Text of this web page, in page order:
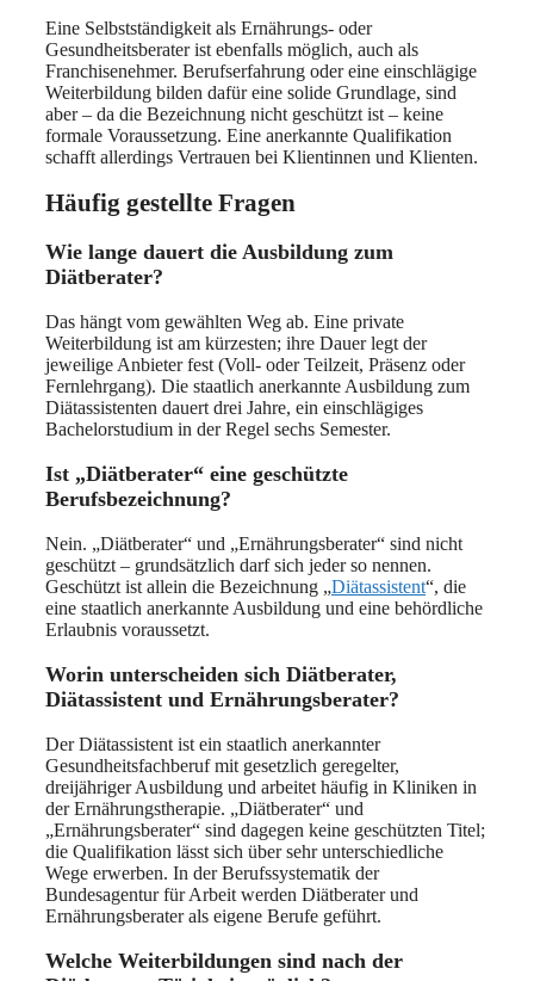
Eine Selbstständigkeit als Ernährungs- oder
Gesundheitsberater ist ebenfalls möglich, auch als
Franchisenehmer. Berufserfahrung oder eine einschlägige
Weiterbildung bilden dafür eine solide Grundlage, sind
aber – da die Bezeichnung nicht geschützt ist – keine
formale Voraussetzung. Eine anerkannte Qualifikation
schafft allerdings Vertrauen bei Klientinnen und Klienten.
Häufig gestellte Fragen
Wie lange dauert die Ausbildung zum
Diätberater?
Das hängt vom gewählten Weg ab. Eine private
Weiterbildung ist am kürzesten; ihre Dauer legt der
jeweilige Anbieter fest (Voll- oder Teilzeit, Präsenz oder
Fernlehrgang). Die staatlich anerkannte Ausbildung zum
Diätassistenten dauert drei Jahre, ein einschlägiges
Bachelorstudium in der Regel sechs Semester.
Ist „Diätberater“ eine geschützte
Berufsbezeichnung?
Nein. „Diätberater“ und „Ernährungsberater“ sind nicht
geschützt – grundsätzlich darf sich jeder so nennen.
Geschützt ist allein die Bezeichnung „Diätassistent“, die
eine staatlich anerkannte Ausbildung und eine behördliche
Erlaubnis voraussetzt.
Worin unterscheiden sich Diätberater,
Diätassistent und Ernährungsberater?
Der Diätassistent ist ein staatlich anerkannter
Gesundheitsfachberuf mit gesetzlich geregelter,
dreijähriger Ausbildung und arbeitet häufig in Kliniken in
der Ernährungstherapie. „Diätberater“ und
„Ernährungsberater“ sind dagegen keine geschützten Titel;
die Qualifikation lässt sich über sehr unterschiedliche
Wege erwerben. In der Berufssystematik der
Bundesagentur für Arbeit werden Diätberater und
Ernährungsberater als eigene Berufe geführt.
Welche Weiterbildungen sind nach der